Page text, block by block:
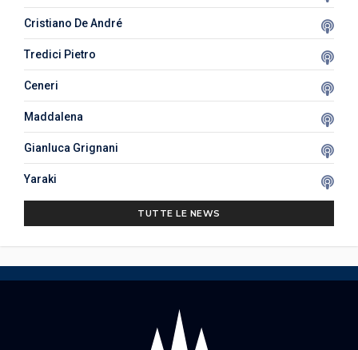
Cristiano De André
Tredici Pietro
Ceneri
Maddalena
Gianluca Grignani
Yaraki
TUTTE LE NEWS